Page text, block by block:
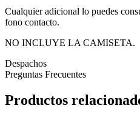
Cualquier adicional lo puedes
fono contacto.
NO INCLUYE LA CAMISETA.
Despachos
Preguntas Frecuentes
Productos